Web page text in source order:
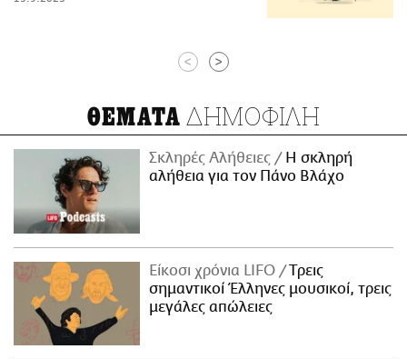
< >
ΘΕΜΑΤΑ ΔΗΜΟΦΙΛΗ
Σκληρές Αλήθειες
H σκληρή
αλήθεια για τον Πάνο Βλάχο
Είκοσι χρόνια LIFO
Tρεις
σημαντικοί Έλληνες μουσικοί, τρεις
μεγάλες απώλειες